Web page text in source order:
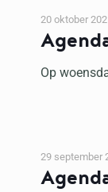
20 oktober
Op
29 september